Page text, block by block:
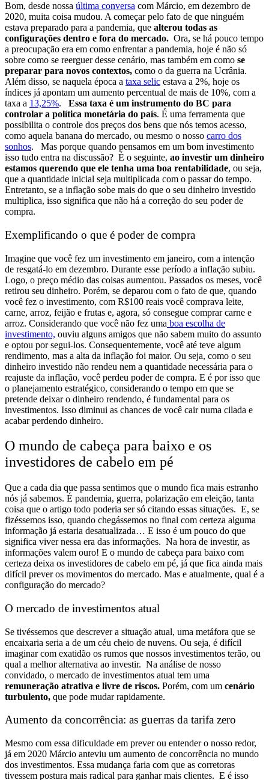
Bom, desde nossa última conversa com Márcio, em dezembro de
2020, muita coisa mudou. A começar pelo fato de que ninguém
estava preparado para a pandemia, que alterou todas as
configurações dentro e fora do mercado. Ora, se há pouco tempo
a preocupação era em como enfrentar a pandemia, hoje é não só
sobre como se reerguer desse cenário, mas também em como se
preparar para novos contextos, como o da guerra na Ucrânia.
Além disso, se naquela época a taxa selic estava a 2%, hoje os
índices já apontam um aumento percentual de mais de 10%, com a
taxa a 13,25%.
Essa taxa é um instrumento do BC para
controlar a política monetária do país. É uma ferramenta que
possibilita o controle dos preços dos bens que nós temos acesso,
como aquela banana do mercado, ou mesmo o nosso carro dos
sonhos.
Mas porque quando pensamos em um bom investimento
isso tudo entra na discussão? É o seguinte, ao investir um dinheiro
estamos querendo que ele tenha uma boa rentabilidade, ou seja,
que a quantidade inicial seja multiplicada com o passar do tempo.
Entretanto, se a inflação sobe mais do que o seu dinheiro investido
multiplica, isso significa que não há a correção do seu poder de
compra.
Exemplificando o que é poder de compra
Imagine que você fez um investimento em janeiro, com a intenção
de resgatá-lo em dezembro. Durante esse período a inflação subiu.
Logo, o preço médio das coisas aumentou. Passados os meses, você
retirou seu dinheiro. Porém, se deparou com o fato de que, quando
você fez o investimento, com R$100 reais você comprava leite,
carne, arroz, feijão e frutas e, agora, só consegue comprar carne e
arroz. Considerando que você não fez uma boa escolha de
investimento, ouviu alguns amigos que não sabem muito do assunto
e optou por segui-los. Consequentemente, você até teve algum
rendimento, mas a alta da inflação foi maior. Ou seja, como o seu
dinheiro investido não rendeu nem a quantidade necessária para o
reajuste da inflação, você perdeu poder de compra. E é por isso que
o planejamento estratégico, considerando o tempo em que se
pretende deixar o dinheiro rendendo, é fundamental para os
investimentos. Isso diminui as chances de você cair numa cilada e
acabar perdendo dinheiro.
O mundo de cabeça para baixo e os
investidores de cabelo em pé
Que a cada dia que passa sentimos que o mundo fica mais estranho
nós já sabemos. É pandemia, guerra, polarização em eleição, tanta
coisa que o artigo todo poderia ser só citando essas situações. E, se
fizéssemos isso, quando chegássemos no final com certeza alguma
informação já estaria desatualizada… E isso é um pouco do que
significa viver nessa era das informações. Na hora de investir, as
informações valem ouro! E o mundo de cabeça para baixo com
certeza deixa os investidores de cabelo em pé, já que fica ainda mais
difícil prever os movimentos do mercado. Mas e atualmente, qual é a
configuração do mercado?
O mercado de investimentos atual
Se tivéssemos que descrever a situação atual, uma metáfora que se
encaixaria seria a de um céu cheio de nuvens. Ou seja, é difícil
imaginar com exatidão os rumos que nossos investimentos terão, ou
qual a melhor alternativa ao investir. Na análise de nosso
convidado, o mercado de investimentos atual tem uma
remuneração atrativa e livre de riscos. Porém, com um cenário
turbulento, que pode mudar rapidamente.
Aumento da concorrência: as guerras da tarifa zero
Mesmo com essa dificuldade em prever ou entender o nosso redor,
já em 2020 Márcio anteviu um aumento de concorrência no mundo
dos investimentos. Essa mudança faria com que as corretoras
tivessem postura mais radical para ganhar mais clientes. E é isso